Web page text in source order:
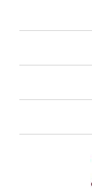
principal